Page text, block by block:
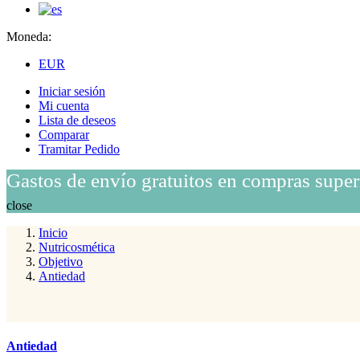
Moneda:
EUR
Iniciar sesión
Mi cuenta
Lista de deseos
Comparar
Tramitar Pedido
Gastos de envío gratuitos en compras
close
Inicio
Nutricosmética
Objetivo
Antiedad
Antiedad